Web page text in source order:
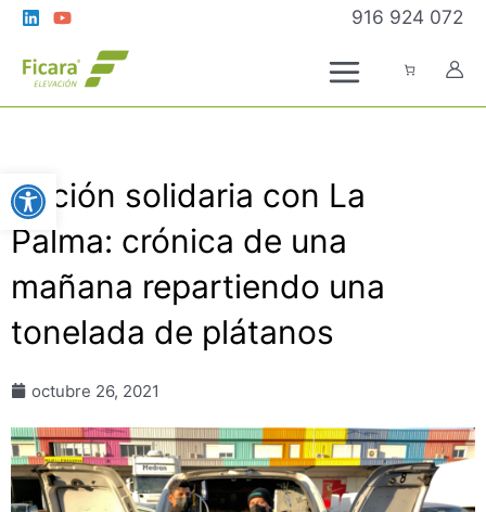
Abrir barra de herramientas
contenido
916 924 072
Acción solidaria con La
Palma: crónica de una
mañana repartiendo una
tonelada de plátanos
octubre 26, 2021